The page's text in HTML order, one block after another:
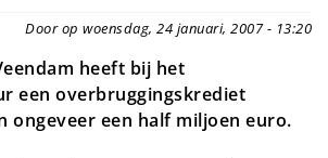
Door op woensdag, 24 januari, 2007 - 13:20
heeft bij het
een overbruggingskrediet
ongeveer een half miljoen euro.